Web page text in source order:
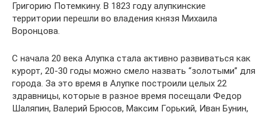
Григорию Потемкину. В 1823 году алупкинские
территории перешли во владения князя Михаила
Воронцова.
С начала 20 века Алупка стала активно развиваться как
курорт, 20-30 годы можно смело назвать “золотыми” для
города. За это время в Алупке построили целых 22
здравницы, которые в разное время посещали Федор
Шаляпин, Валерий Брюсов, Максим Горький, Иван Бунин,